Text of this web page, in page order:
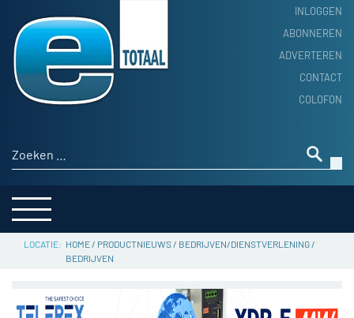
INLOGGEN
ABONNEREN
ADVERTEREN
CONTACT
COLOFON
Zoeken naar:
HOME
PRODUCTNIEUWS
ACHTERGROND
THEMA’S
SERVICE
HOME/ PRODUCTNIEUWS/ BEDRIJVEN/DIENSTVERLENING/
BEDRIJVEN